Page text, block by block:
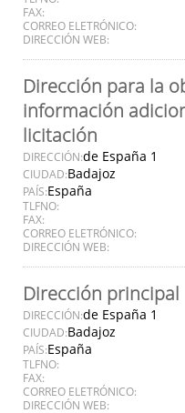
FAX:
CORREO ELETRÓNICO:
DIRECCIÓN WEB:
Dirección para la
información
licitación
DIRECCIÓN:de España 1
CIUDAD:Badajoz
PAÍS:España
TLFNO:
FAX:
CORREO ELETRÓNICO:
DIRECCIÓN WEB:
Dirección principal
DIRECCIÓN:de España 1
CIUDAD:Badajoz
PAÍS:España
TLFNO:
FAX:
CORREO ELETRÓNICO:
DIRECCIÓN WEB: